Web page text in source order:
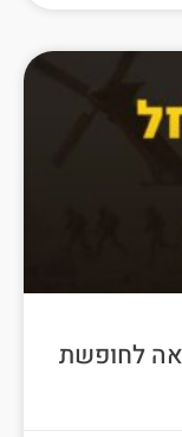
לחופשת